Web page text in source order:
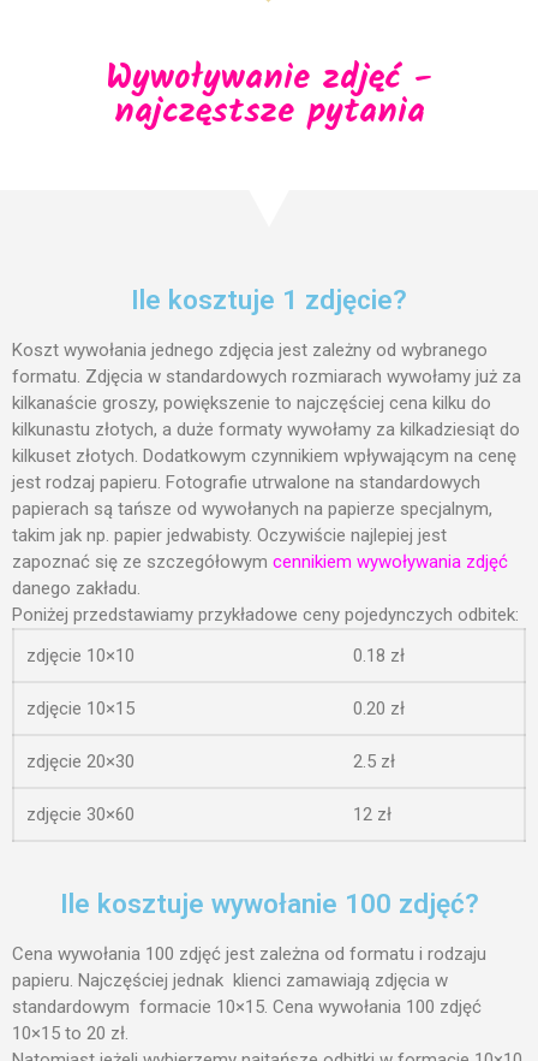
box
Album Scott 200 zdjęć
listopad 2024
październik 2024
kwiecień 2024
luty 2024
styczeń 2024
październik 2023
czerwiec 2023
kwiecień 2023
marzec 2023
luty 2023
Wywoływanie zdjęć -
najczęstsze pytania
Ile kosztuje 1 zdjęcie?
Koszt wywołania jednego zdjęcia jest zależny od wybranego
formatu. Zdjęcia w standardowych rozmiarach wywołamy już za
kilkanaście groszy, powiększenie to najczęściej cena kilku do
kilkunastu złotych, a duże formaty wywołamy za kilkadziesiąt do
kilkuset złotych. Dodatkowym czynnikiem wpływającym na cenę
jest rodzaj papieru. Fotografie utrwalone na standardowych
papierach są tańsze od wywołanych na papierze specjalnym,
takim jak np. papier jedwabisty. Oczywiście najlepiej jest
zapoznać się ze szczegółowym cennikiem wywoływania zdjęć
danego zakładu.
Poniżej przedstawiamy przykładowe ceny pojedynczych odbitek:
zdjęcie 10×10
0.18 zł
zdjęcie 10×15 0.20 zł
zdjęcie 20×30 2.5 zł
zdjęcie 30×60 12 zł
Ile kosztuje wywołanie 100 zdjęć?
Cena wywołania 100 zdjęć jest zależna od formatu i rodzaju
papieru. Najczęściej jednak klienci zamawiają zdjęcia w
standardowym formacie 10×15. Cena wywołania 100 zdjęć
10×15 to 20 zł.